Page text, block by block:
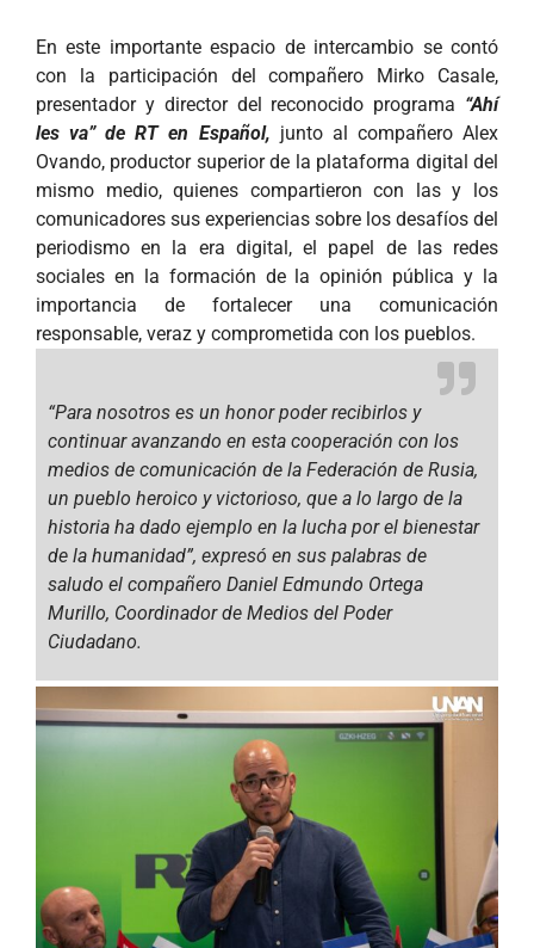
En este importante espacio de intercambio se contó
con la participación del compañero Mirko Casale,
presentador y director del reconocido programa “Ahí
les va” de RT en Español, junto al compañero Alex
Ovando, productor superior de la plataforma digital del
mismo medio, quienes compartieron con las y los
comunicadores sus experiencias sobre los desafíos del
periodismo en la era digital, el papel de las redes
sociales en la formación de la opinión pública y la
importancia de fortalecer una comunicación
responsable, veraz y comprometida con los pueblos.
“Para nosotros es un honor poder recibirlos y
continuar avanzando en esta cooperación con los
medios de comunicación de la Federación de Rusia,
un pueblo heroico y victorioso, que a lo largo de la
historia ha dado ejemplo en la lucha por el bienestar
de la humanidad”, expresó en sus palabras de
saludo el compañero Daniel Edmundo Ortega
Murillo, Coordinador de Medios del Poder
Ciudadano.